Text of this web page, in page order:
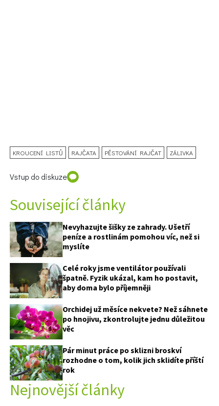
KROUCENÍ LISTŮ RAJČATA PĚSTOVÁNÍ RAJČAT ZÁLIVKA
Vstup do diskuze
Související články
Nevyhazujte šišky ze zahrady. Ušetří
peníze a rostlinám pomohou víc, než si
myslíte
Celé roky jsme ventilátor používali
špatně. Fyzik ukázal, kam ho postavit,
aby doma bylo příjemněji
Orchidej už měsíce nekvete? Než sáhnete
po hnojivu, zkontrolujte jednu důležitou
věc
Pár minut práce po sklizni broskví
rozhodne o tom, kolik jich sklidíte příští
rok
Nejnovější články